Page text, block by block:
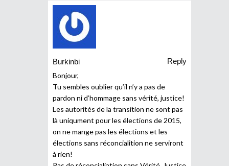
Burkinbi
Reply
Bonjour,
Tu sembles oublier qu’il n’y a pas de
pardon ni d’hommage sans vérité, justice!
Les autorités de la transition ne sont pas
là uniqument pour les élections de 2015,
on ne mange pas les élections et les
élections sans réconcialition ne serviront
à rien!